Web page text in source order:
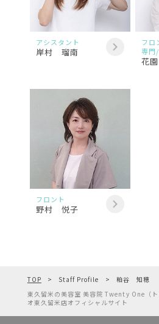
アシスタント
岸村 瑠南
フロ
専門
花
フロント
野村 悦子
TOP Staff Profile
粕谷 知穂
東久留米の美容室 美容院 Twenty One（
オ東久留米店オフィシャルサイト